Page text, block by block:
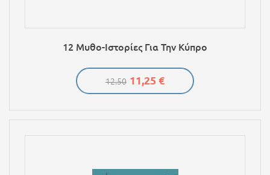
12 Μυθο-Ιστορίες Για Την Κύπρο
12.50 11,25 €